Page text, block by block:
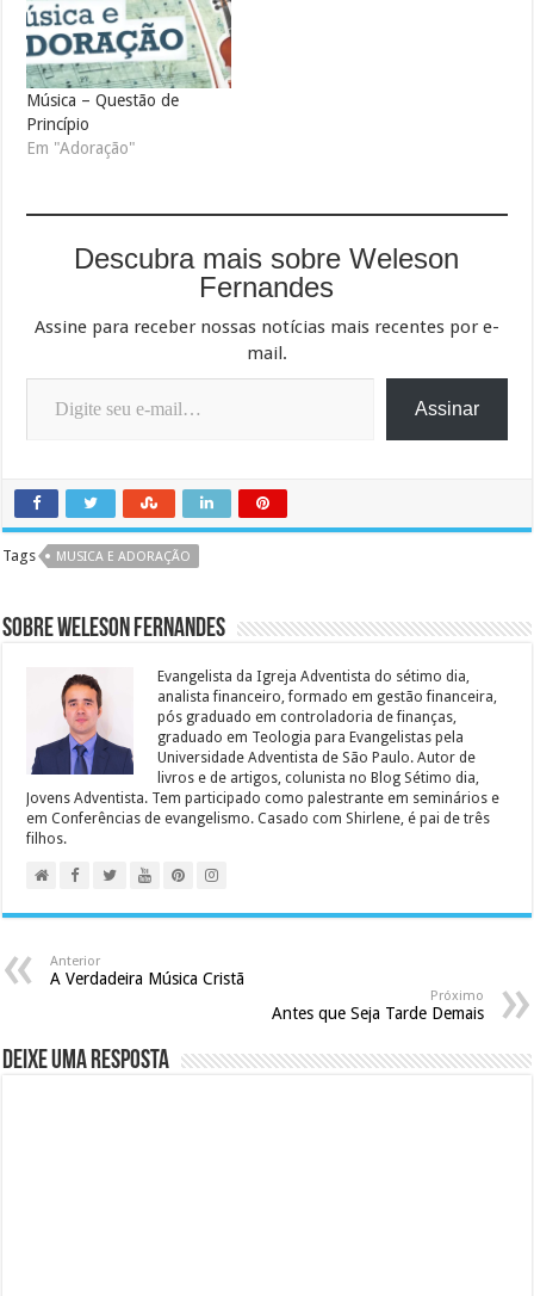
Música – Questão de
Princípio
Em "Adoração"
Descubra mais sobre Weleson
Fernandes
Assine para receber nossas notícias mais recentes por e-
mail.
Digite seu e-mail…
Assinar
Tags MUSICA E ADORAÇÃO
Sobre Weleson Fernandes
Evangelista da Igreja Adventista do sétimo dia,
analista financeiro, formado em gestão financeira,
pós graduado em controladoria de finanças,
graduado em Teologia para Evangelistas pela
Universidade Adventista de São Paulo. Autor de
livros e de artigos, colunista no Blog Sétimo dia,
Jovens Adventista. Tem participado como palestrante em seminários e
em Conferências de evangelismo. Casado com Shirlene, é pai de três
filhos.
Anterior
A Verdadeira Música Cristã
Próximo
Antes que Seja Tarde Demais
Deixe uma resposta